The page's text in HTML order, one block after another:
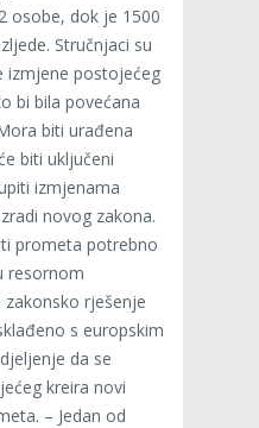
osobe, dok je 1500
Stručnjaci su
izmjene postojećeg
bi bila povećana
biti urađena
biti uključeni
izmjenama
novog zakona.
prometa potrebno
resornom
rješenje
s europskim
da se
kreira novi
– Jedan od